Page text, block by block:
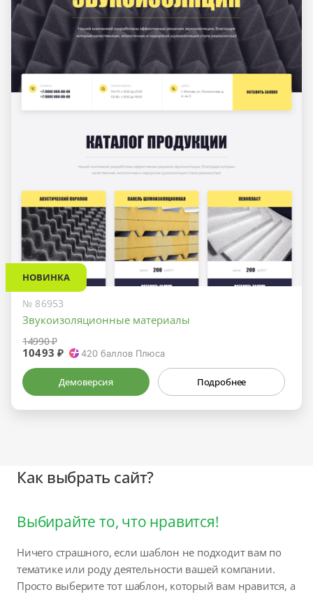
НОВИНКА
№ 86953
Звукоизоляционные материалы
14990 ₽
10493 ₽ 420 баллов Плюса
Демоверсия Подробнее
Как выбрать сайт?
Выбирайте то, что нравится!
Ничего страшного, если шаблон не подходит вам по
тематике или роду деятельности вашей компании.
Просто выберите тот шаблон, который вам нравится, а